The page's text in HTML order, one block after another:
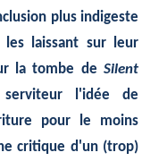
plus indigeste
les laissant sur leur
la tombe de Silent
l'idée de
pour le moins
critique d'un (trop)